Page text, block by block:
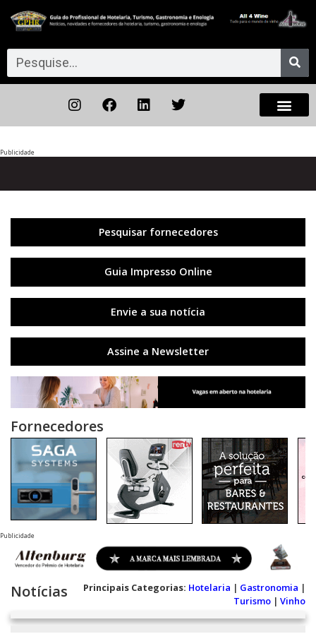
Publicidade
Pesquisar fornecedores
Guia Impresso Online
Envie a sua notícia
Assine a Newsletter
Fornecedores
Publicidade
Notícias Principais Categorias: Hotelaria | Gastronomia |
Turismo | Vinho